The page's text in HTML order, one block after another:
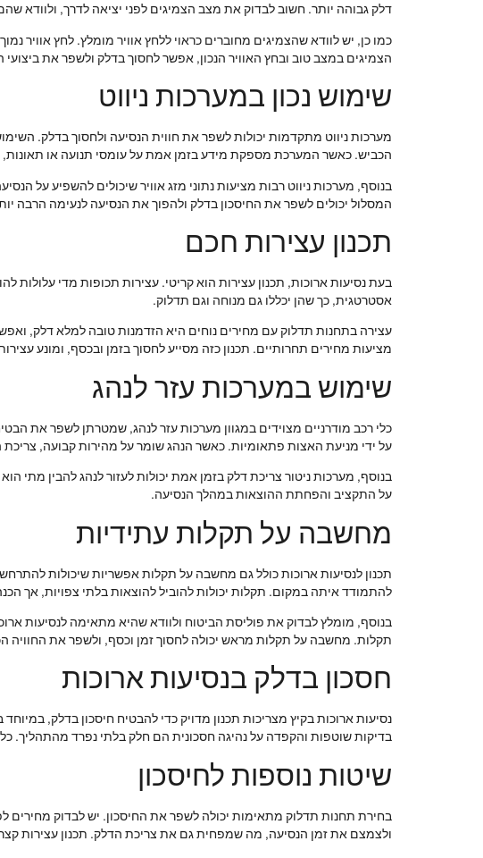
דלק גבוהה יותר. חשוב לבדוק את מצב הצמיגים לפני יציאה לדרך, ולוודא
כמו כן, יש לוודא שהצמיגים מחוברים כראוי ללחץ אוויר מומלץ. לחץ אוויר
הצמיגים במצב טוב ובחץ האוויר הנכון, אפשר לחסוך בדלק ולשפר את ביצועי
שימוש נכון במערכות ניווט
הכביש. כאשר המערכת מספקת מידע בזמן אמת על עומסי תנועה או תאונות,
בנוסף, מערכות ניווט רבות מציעות נתוני מזג אוויר שיכולים להשפיע על
המסלול יכולים לשפר את החיסכון בדלק ולהפוך את הנסיעה לנעימה הרבה
תכנון עצירות חכם
בעת נסיעות ארוכות, תכנון עצירות הוא קריטי. עצירות תכופות מדי עלולות
אסטרטגית, כך שהן יכללו גם מנוחה וגם תדלוק.
עצירה בתחנות תדלוק עם מחירים נוחים היא הזדמנות טובה למלא דלק,
מציעות מחירים תחרותיים. תכנון כזה מסייע לחסוך בזמן ובכסף, ומונע
שימוש במערכות עזר לנהג
כלי רכב מודרניים מצוידים במגוון מערכות עזר לנהג, שמטרתן לשפר את
על ידי מניעת האצות פתאומיות. כאשר הנהג שומר על מהירות קבועה,
בנוסף, מערכות ניטור צריכת דלק בזמן אמת יכולות לעזור לנהג להבין
על התקציב והפחתת ההוצאות במהלך הנסיעה.
מחשבה על תקלות עתידיות
תכנון לנסיעות ארוכות כולל גם מחשבה על תקלות אפשריות שיכולות
להתמודד איתה במקום. תקלות יכולות להוביל להוצאות בלתי צפויות, אך
בנוסף, מומלץ לבדוק את פוליסת הביטוח ולוודא שהיא מתאימה לנסיעות
תקלות. מחשבה על תקלות מראש יכולה לחסוך זמן וכסף, ולשפר את החוויה
חסכון בדלק בנסיעות ארוכות
נסיעות ארוכות בקיץ מצריכות תכנון מדויק כדי להבטיח חיסכון בדלק,
בדיקות שוטפות והקפדה על נהיגה חסכונית הם חלק בלתי נפרד מהתהליך. כל
שיטות נוספות לחיסכון
בחירת תחנות תדלוק מתאימות יכולה לשפר את החיסכון. יש לבדוק מחירים
ולצמצם את זמן הנסיעה, מה שמפחית גם את צריכת הדלק. תכנון עצירות